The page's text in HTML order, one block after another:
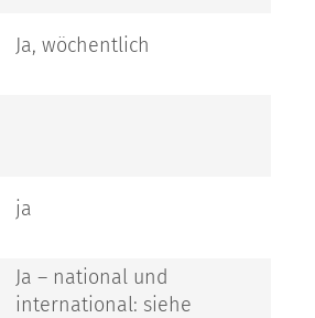
Ja, wöchentlich
ja
Ja – national und
international: siehe